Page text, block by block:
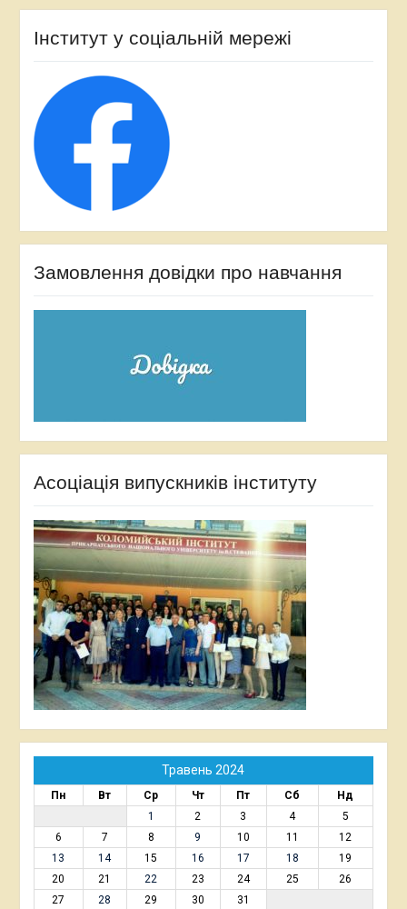
Інститут у соціальній мережі
Замовлення довідки про навчання
Асоціація випускників інституту
Травень 2024
Пн Вт Ср Чт Пт Сб
Нд
1
2 3 4
5
6
7 8 9 10 11
12
13
14 15 16 17 18
19
20
21 22 23 24 25
26
27
28 29 30 31